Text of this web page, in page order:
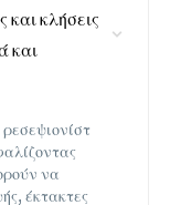
και κλήσεις
και
να
έκτακτες